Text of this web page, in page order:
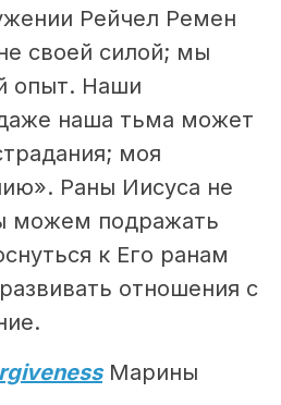
Рейчел Ремен
своей силой; мы
опыт. Наши
наша тьма может
моя
Раны Иисуса не
можем подражать
к Его ранам
отношения с
Марины